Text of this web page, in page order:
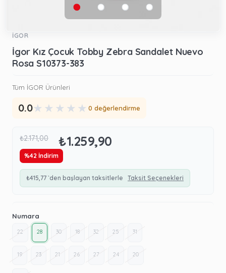
İGOR
İgor Kız Çocuk Tobby Zebra Sandalet Nuevo
Rosa S10373-383
Tüm İGOR Ürünleri
0.0★ ★ ★ ★ ★ 0 değerlendirme
₺2.171,00 ₺1.259,90
%42 İndirim
₺415,77 `den başlayan taksitlerle Taksit Seçenekleri
Numara
22 28 30 18 32 25 31
19 23 21 26 27 24 20